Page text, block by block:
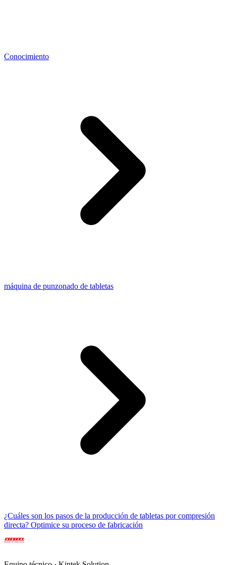
Conocimiento
máquina de punzonado de tabletas
¿Cuáles son los pasos de la producción de tabletas por compresión
directa? Optimice su proceso de fabricación